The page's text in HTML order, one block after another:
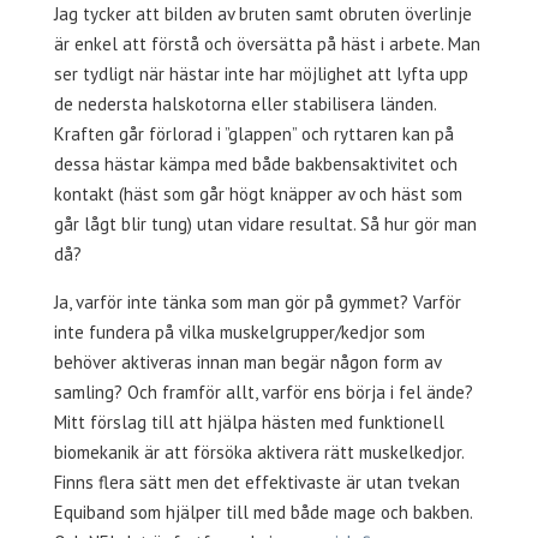
Jag tycker att bilden av bruten samt obruten överlinje
är enkel att förstå och översätta på häst i arbete. Man
ser tydligt när hästar inte har möjlighet att lyfta upp
de nedersta halskotorna eller stabilisera länden.
Kraften går förlorad i ”glappen” och ryttaren kan på
dessa hästar kämpa med både bakbensaktivitet och
kontakt (häst som går högt knäpper av och häst som
går lågt blir tung) utan vidare resultat. Så hur gör man
då?
Ja, varför inte tänka som man gör på gymmet? Varför
inte fundera på vilka muskelgrupper/kedjor som
behöver aktiveras innan man begär någon form av
samling? Och framför allt, varför ens börja i fel ände?
Mitt förslag till att hjälpa hästen med funktionell
biomekanik är att försöka aktivera rätt muskelkedjor.
Finns flera sätt men det effektivaste är utan tvekan
Equiband som hjälper till med både mage och bakben.